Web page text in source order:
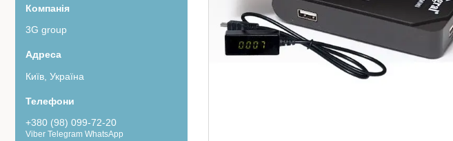
3G group
Київ, Україна
+380 (98) 099-72-20
Viber Telegram WhatsApp